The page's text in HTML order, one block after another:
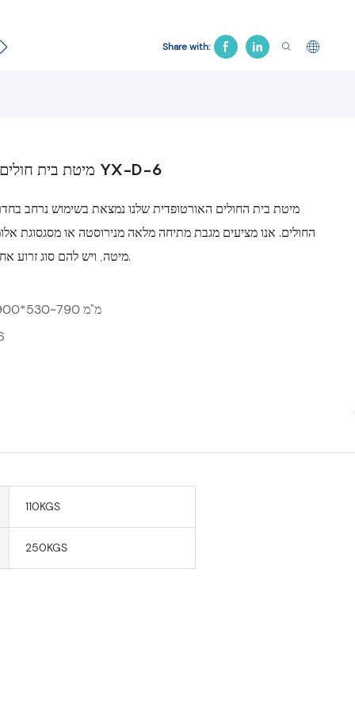
מיטת משיכה מוצר הלוויה Share with:
מיטת בית חולים אורטופדית YX-D-6
מיטת בית החולים האורטופדית שלנו נמצאת בשימוש נרחב
החולים. אנו מציעים מגבת מתיחה מלאה מנירוסטה או מסגסוגת
מיטה, ויש להם סוג זרוע אחת ושתי זרועות.
2150*900*530~790 מ"מ
110KGS
250KGS